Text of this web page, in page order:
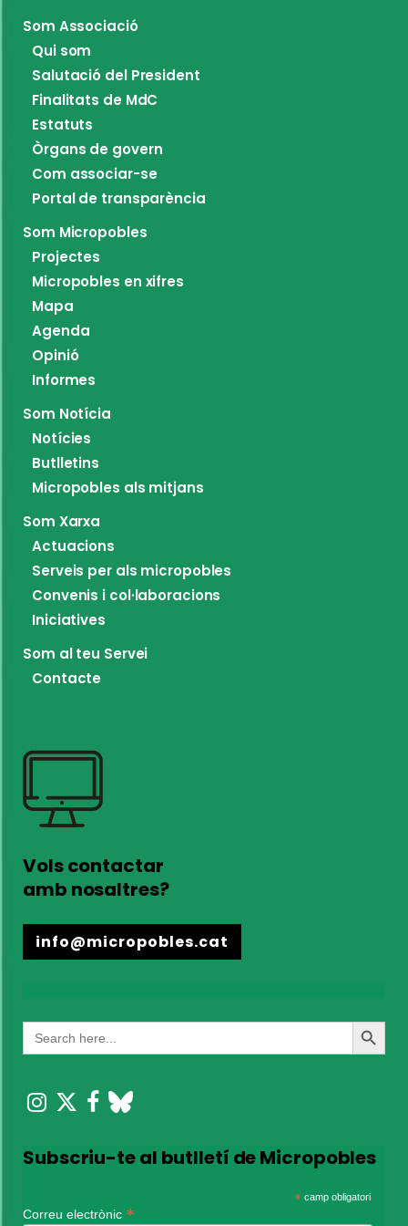
Som Associació
Qui som
Salutació del President
Finalitats de MdC
Estatuts
Òrgans de govern
Com associar-se
Portal de transparència
Som Micropobles
Projectes
Micropobles en xifres
Mapa
Agenda
Opinió
Informes
Som Notícia
Notícies
Butlletins
Micropobles als mitjans
Som Xarxa
Actuacions
Serveis per als micropobles
Convenis i col·laboracions
Iniciatives
Som al teu Servei
Contacte
Vols contactar
amb nosaltres?
info@micropobles.cat
Search
for:
Search
Button
Subscriu-te al butlletí de Micropobles
* camp obligatori
Correu electrònic *